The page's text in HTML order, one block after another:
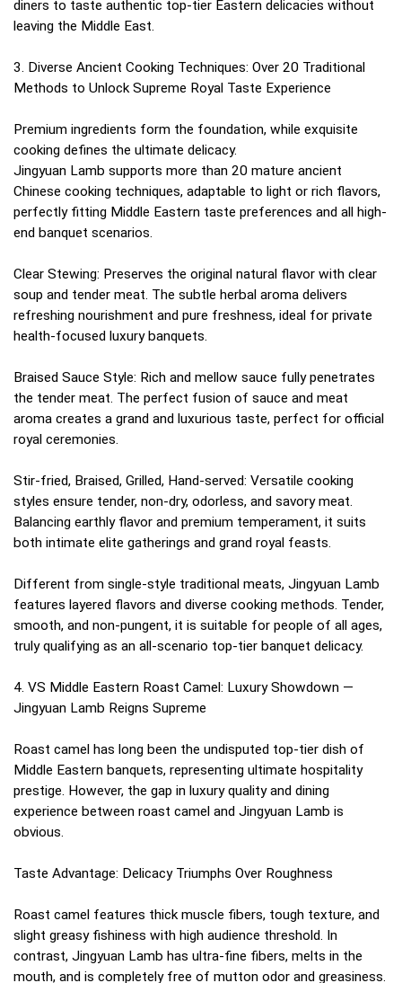
diners to taste authentic top-tier Eastern delicacies without
leaving the Middle East.
3. Diverse Ancient Cooking Techniques: Over 20 Traditional
Methods to Unlock Supreme Royal Taste Experience
Premium ingredients form the foundation, while exquisite
cooking defines the ultimate delicacy.
Jingyuan Lamb supports more than 20 mature ancient
Chinese cooking techniques, adaptable to light or rich flavors,
perfectly fitting Middle Eastern taste preferences and all high-
end banquet scenarios.
Clear Stewing: Preserves the original natural flavor with clear
soup and tender meat. The subtle herbal aroma delivers
refreshing nourishment and pure freshness, ideal for private
health-focused luxury banquets.
Braised Sauce Style: Rich and mellow sauce fully penetrates
the tender meat. The perfect fusion of sauce and meat
aroma creates a grand and luxurious taste, perfect for official
royal ceremonies.
Stir-fried, Braised, Grilled, Hand-served: Versatile cooking
styles ensure tender, non-dry, odorless, and savory meat.
Balancing earthly flavor and premium temperament, it suits
both intimate elite gatherings and grand royal feasts.
Different from single-style traditional meats, Jingyuan Lamb
features layered flavors and diverse cooking methods. Tender,
smooth, and non-pungent, it is suitable for people of all ages,
truly qualifying as an all-scenario top-tier banquet delicacy.
4. VS Middle Eastern Roast Camel: Luxury Showdown —
Jingyuan Lamb Reigns Supreme
Roast camel has long been the undisputed top-tier dish of
Middle Eastern banquets, representing ultimate hospitality
prestige. However, the gap in luxury quality and dining
experience between roast camel and Jingyuan Lamb is
obvious.
Taste Advantage: Delicacy Triumphs Over Roughness
Roast camel features thick muscle fibers, tough texture, and
slight greasy fishiness with high audience threshold. In
contrast, Jingyuan Lamb has ultra-fine fibers, melts in the
mouth, and is completely free of mutton odor and greasiness.